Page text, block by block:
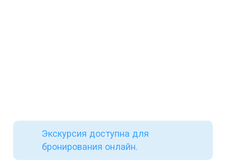
Экскурсия доступна для
бронирования онлайн.